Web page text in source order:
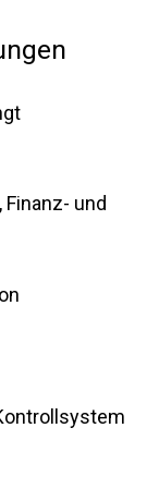
ICT
Finanz- und